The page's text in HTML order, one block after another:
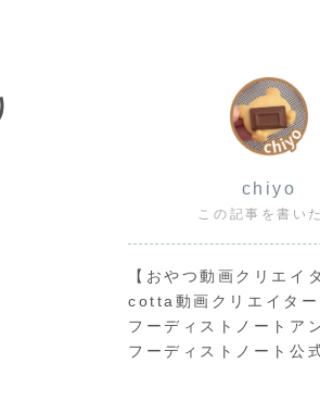
chiyo
この記事を書い
【おやつ動画クリエイ
cotta動画クリエイター
フーディストノートア
フーディストノート公